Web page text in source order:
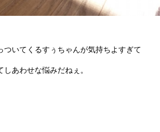
ついてくるすぅちゃんが気持ちよすぎて
あわせな悩みだねぇ。